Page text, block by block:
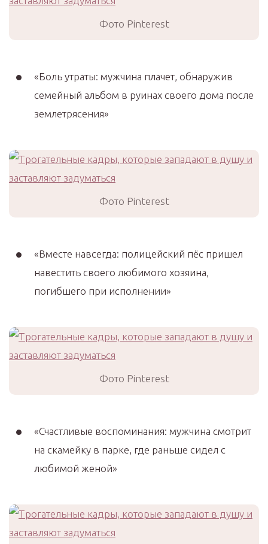
Фото Pinterest
«Боль утраты: мужчина плачет, обнаружив
семейный альбом в руинах своего дома после
землетрясения»
Фото Pinterest
«Вместе навсегда: полицейский пёс пришел
навестить своего любимого хозяина,
погибшего при исполнении»
Фото Pinterest
«Счастливые воспоминания: мужчина смотрит
на скамейку в парке, где раньше сидел с
любимой женой»